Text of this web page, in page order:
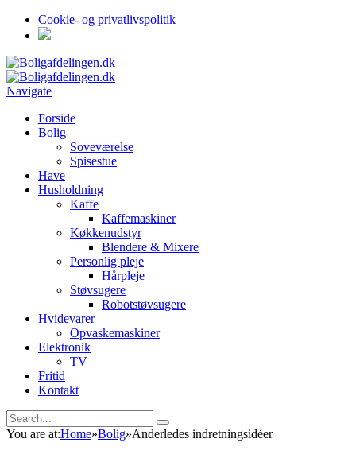
Cookie- og privatlivspolitik
Navigate
Forside
Bolig
Soveværelse
Spisestue
Have
Husholdning
Kaffe
Kaffemaskiner
Køkkenudstyr
Blendere & Mixere
Personlig pleje
Hårpleje
Støvsugere
Robotstøvsugere
Hvidevarer
Opvaskemaskiner
Elektronik
TV
Fritid
Kontakt
You are at:Home»Bolig»Anderledes indretningsidéer